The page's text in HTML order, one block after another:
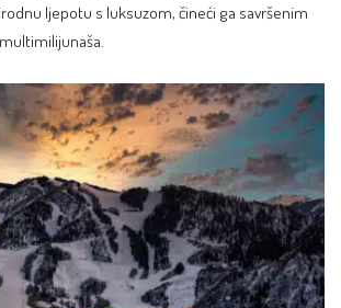
ljepotu s luksuzom, čineći ga savršenim